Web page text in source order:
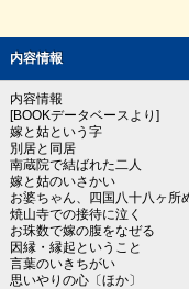
内容情報
内容情報
[BOOKデータベースより]
嫁と姑という字
別居と同居
南蔵院で結ばれた二人
嫁と姑のいさかい
お婆ちゃん、四国八十八ヶ所
焼山寺での接待に泣く
お珠数で嫁の腹をなぜる
因縁・縁起ということ
言葉のいきちがい
思いやりの心〔ほか〕